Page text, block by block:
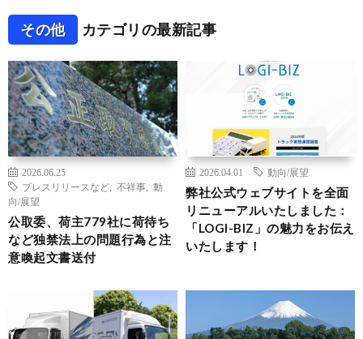
その他 カテゴリの最新記事
2026.06.25
プレスリリースなど
不祥事
動
向/展望
公取委、荷主779社に荷待ち
など独禁法上の問題行為と注
意喚起文書送付
2026.04.01 動向/展望
弊社公式ウェブサイトを全面
リニューアルいたしました：
「LOGI-BIZ」の魅力をお伝え
いたします！